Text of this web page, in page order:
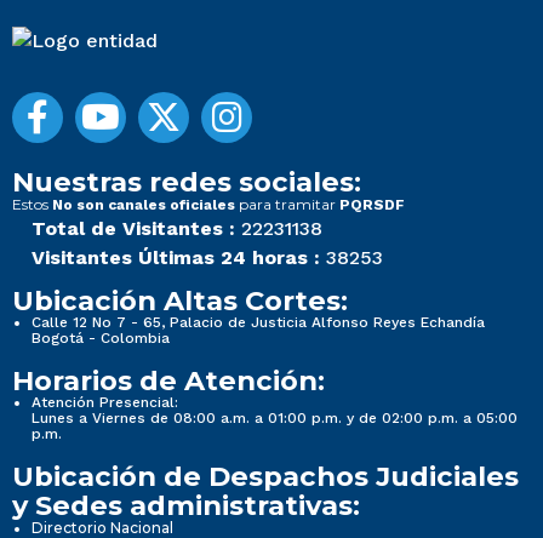
Nuestras redes sociales:
Estos No son canales oficiales para tramitar PQRSDF
Total de Visitantes : 22231138
Visitantes Últimas 24 horas : 38253
Ubicación Altas Cortes:
Calle 12 No 7 - 65, Palacio de Justicia Alfonso Reyes Echandía
Bogotá - Colombia
Horarios de Atención:
Atención Presencial:
Lunes a Viernes de 08:00 a.m. a 01:00 p.m. y de 02:00 p.m. a 05:00
p.m.
Ubicación de Despachos Judiciales
y Sedes administrativas:
Directorio Nacional